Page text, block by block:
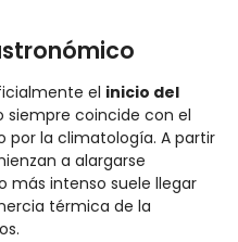
el inicio del
siempre coincide con el
por la climatología. A partir
a alargarse
más intenso suele llegar
térmica de la